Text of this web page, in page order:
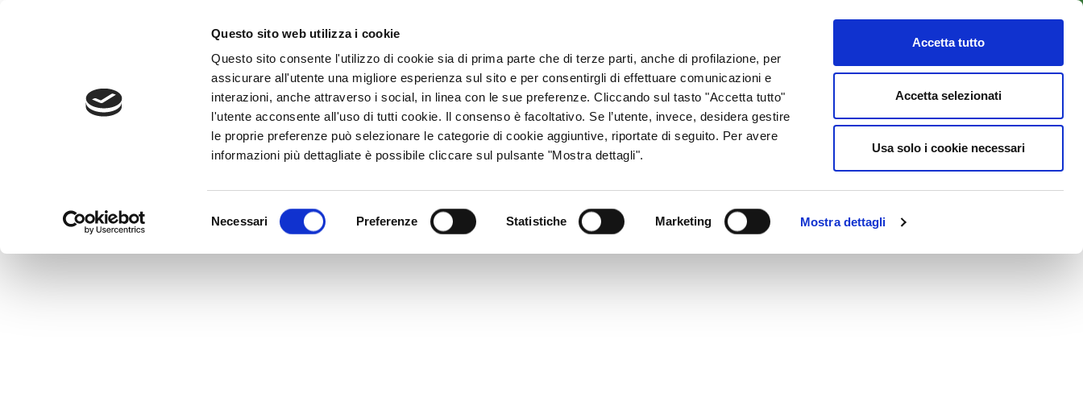
Questo sito web utilizza i cookie
Questo sito consente l'utilizzo di cookie sia di prima parte che di terze parti, anche di profilazione, per
assicurare all'utente una migliore esperienza sul sito e per consentirgli di effettuare comunicazioni e
interazioni, anche attraverso i social, in linea con le sue preferenze. Cliccando sul tasto "Accetta tutto"
l'utente acconsente all'uso di tutti cookie. Il consenso è facoltativo. Se l’utente, invece, desidera gestire
le proprie preferenze può selezionare le categorie di cookie aggiuntive, riportate di seguito. Per avere
informazioni più dettagliate è possibile cliccare sul pulsante "Mostra dettagli".
Necessari Preferenze Statistiche Marketing Mostra dettagli
Accetta tutto
Accetta selezionati
Usa solo i cookie necessari
CHI SIAMO RETE DISTRIBUTIVA PRODOTTI RISORSE UTILI NEWS & BLOG CONTATTI
Home>
LU0302446132